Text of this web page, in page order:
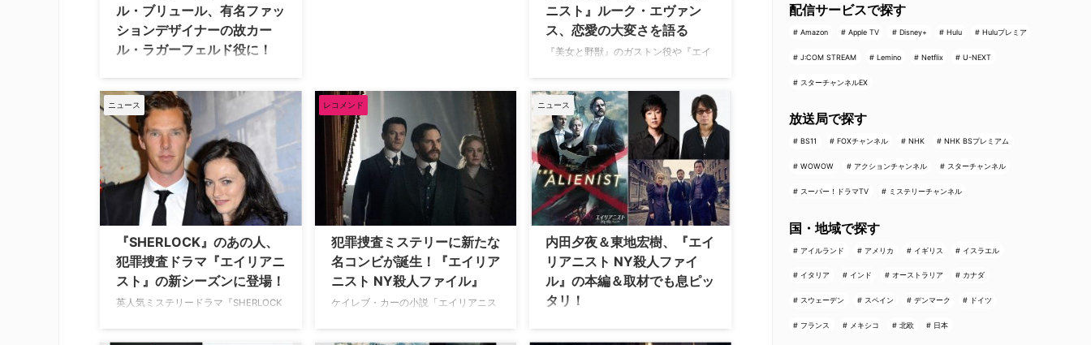
ル・ブリュール、有名ファッ
ションデザイナーの故カー
ル・ラガーフェルド役に！
ン＆ウィンター・ソルジャー』、映画
『西部戦線異状なし』『キングスマ
ン：ファースト・エージェント』など
にも出演しているダニエル・ブリュー
ルが、著名ファッションデザイナーだ
った故カール・ラガーフェルドを描
く、Disney+（ディズニープラス）の
新作ドラマ『Kaiser Karl（原題）』に
主演することが明らかとなった。米
Varietyが報じている。 シャネルやフ
ェンディのデザイナーに！ 6話構成と
なるシリーズは、1970年代パリのハイ
ファッシ …
ニスト』ルーク・エヴァン
ス、恋愛の大変さを語る
『美女と野獣』のガストン役や『エイ
ァンスが、以前からSNSで噂されてい
た破局について言及。恋愛の大変さを
語った。英Pinknewsが報じている。
ルークは交際していたアートディレク
ターのファエル・オララと別れたので
はと、何カ月も前から噂されていた
が、英…
ニュース
『SHERLOCK』のあの人、
犯罪捜査ドラマ『エイリアニ
スト』の新シーズンに登場！
英人気ミステリードラマ『SHERLOCK
レコメンド
犯罪捜査ミステリーに新たな
名コンビが誕生！『エイリア
ニスト NY殺人ファイル』
ケイレブ・カーの小説「エイリアニス
ニュース
内田夕夜＆東地宏樹、『エイ
リアニスト NY殺人ファイ
ル』の本編＆取材でも息ピッ
タリ！
配信サービスで探す
Amazon Apple TV Disney+ Hulu Huluプレミア
J:COM STREAM Lemino Netflix U-NEXT
スターチャンネルEX
放送局で探す
BS11 FOXチャンネル NHK NHK BSプレミアム
WOWOW アクションチャンネル スターチャンネル
スーパー！ドラマTV ミステリーチャンネル
国・地域で探す
アイルランド アメリカ イギリス イスラエル
イタリア インド オーストラリア カナダ
スウェーデン スペイン デンマーク ドイツ
フランス メキシコ 北欧 日本